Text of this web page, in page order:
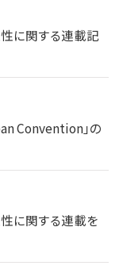
性に関する連載記
Convention」の
に関する連載を